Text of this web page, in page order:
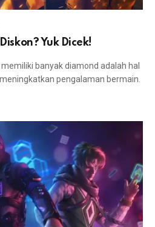
Yuk Dicek!
banyak diamond adalah hal
pengalaman bermain.